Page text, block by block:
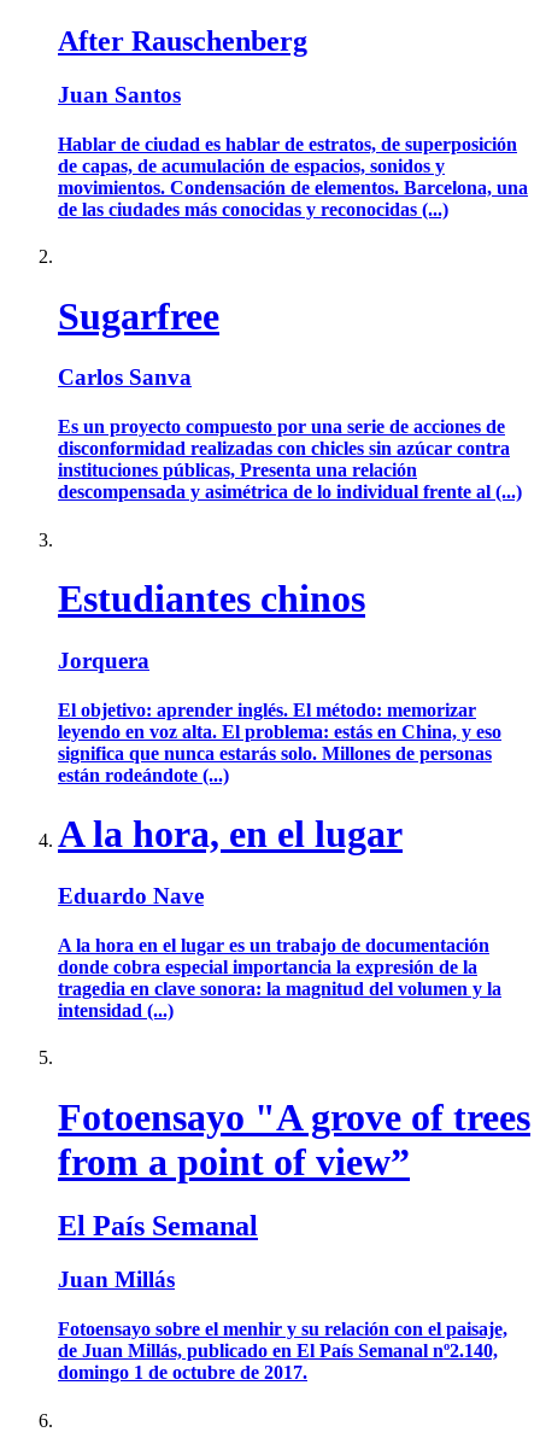
After Rauschenberg
Juan Santos
Hablar de ciudad es hablar de estratos, de superposición
de capas, de acumulación de espacios, sonidos y
movimientos. Condensación de elementos. Barcelona, una
de las ciudades más conocidas y reconocidas (...)
Sugarfree
Carlos Sanva
Es un proyecto compuesto por una serie de acciones de
disconformidad realizadas con chicles sin azúcar contra
instituciones públicas, Presenta una relación
descompensada y asimétrica de lo individual frente al (...)
Estudiantes chinos
Jorquera
El objetivo: aprender inglés. El método: memorizar
leyendo en voz alta. El problema: estás en China, y eso
significa que nunca estarás solo. Millones de personas
están rodeándote (...)
A la hora, en el lugar
Eduardo Nave
A la hora en el lugar es un trabajo de documentación
donde cobra especial importancia la expresión de la
tragedia en clave sonora: la magnitud del volumen y la
intensidad (...)
Fotoensayo "A grove of trees
from a point of view”
El País Semanal
Juan Millás
Fotoensayo sobre el menhir y su relación con el paisaje,
de Juan Millás, publicado en El País Semanal nº2.140,
domingo 1 de octubre de 2017.